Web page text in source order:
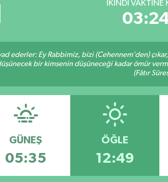
İKINDI VAKTİNE
ederler: Ey Rabbimiz, bizi (Cehennem’den)
bir kimsenin düşüneceği kadar ömür
(Fâtır
GÜNEŞ
05:35
ÖĞLE
12:49